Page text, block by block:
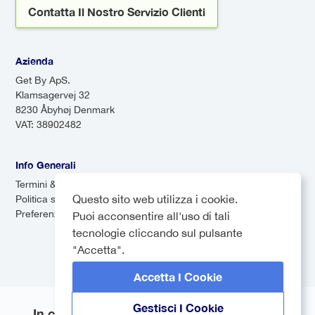
Questo sito web utilizza i cookie.
Puoi acconsentire all'uso di tali
tecnologie cliccando sul pulsante
"Accetta".
Accetta I Cookie
Gestisci I Cookie
numerose fermate.
Contatta Il Nostro Servizio Clienti
Azienda
Get By ApS.
Klamsagervej 32
8230 Åbyhøj Denmark
VAT: 38902482
Info Generali
Termini & Condizioni
Politica sulla privacy
Preferenze dei cookie